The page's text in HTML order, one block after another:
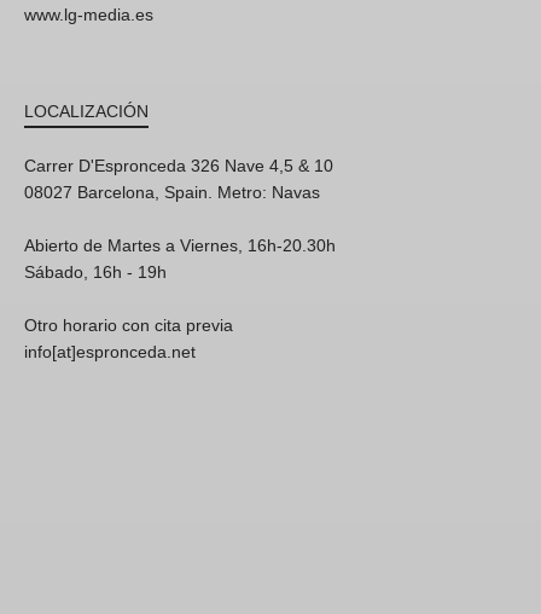
www.lg-media.es
LOCALIZACIÓN
Carrer D'Espronceda 326 Nave 4,5 & 10
08027 Barcelona, Spain. Metro: Navas
Abierto de Martes a Viernes, 16h-20.30h
Sábado, 16h - 19h
Otro horario con cita previa
info[at]espronceda.net